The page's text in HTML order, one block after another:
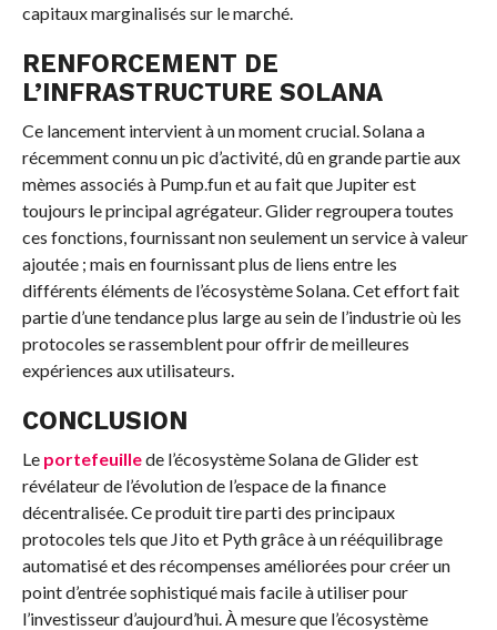
capitaux marginalisés sur le marché.
RENFORCEMENT DE
L’INFRASTRUCTURE SOLANA
Ce lancement intervient à un moment crucial. Solana a
récemment connu un pic d’activité, dû en grande partie aux
mèmes associés à Pump.fun et au fait que Jupiter est
toujours le principal agrégateur. Glider regroupera toutes
ces fonctions, fournissant non seulement un service à valeur
ajoutée ; mais en fournissant plus de liens entre les
différents éléments de l’écosystème Solana. Cet effort fait
partie d’une tendance plus large au sein de l’industrie où les
protocoles se rassemblent pour offrir de meilleures
expériences aux utilisateurs.
CONCLUSION
Le portefeuillede l’écosystème Solana de Glider est
révélateur de l’évolution de l’espace de la finance
décentralisée. Ce produit tire parti des principaux
protocoles tels que Jito et Pyth grâce à un rééquilibrage
automatisé et des récompenses améliorées pour créer un
point d’entrée sophistiqué mais facile à utiliser pour
l’investisseur d’aujourd’hui. À mesure que l’écosystème